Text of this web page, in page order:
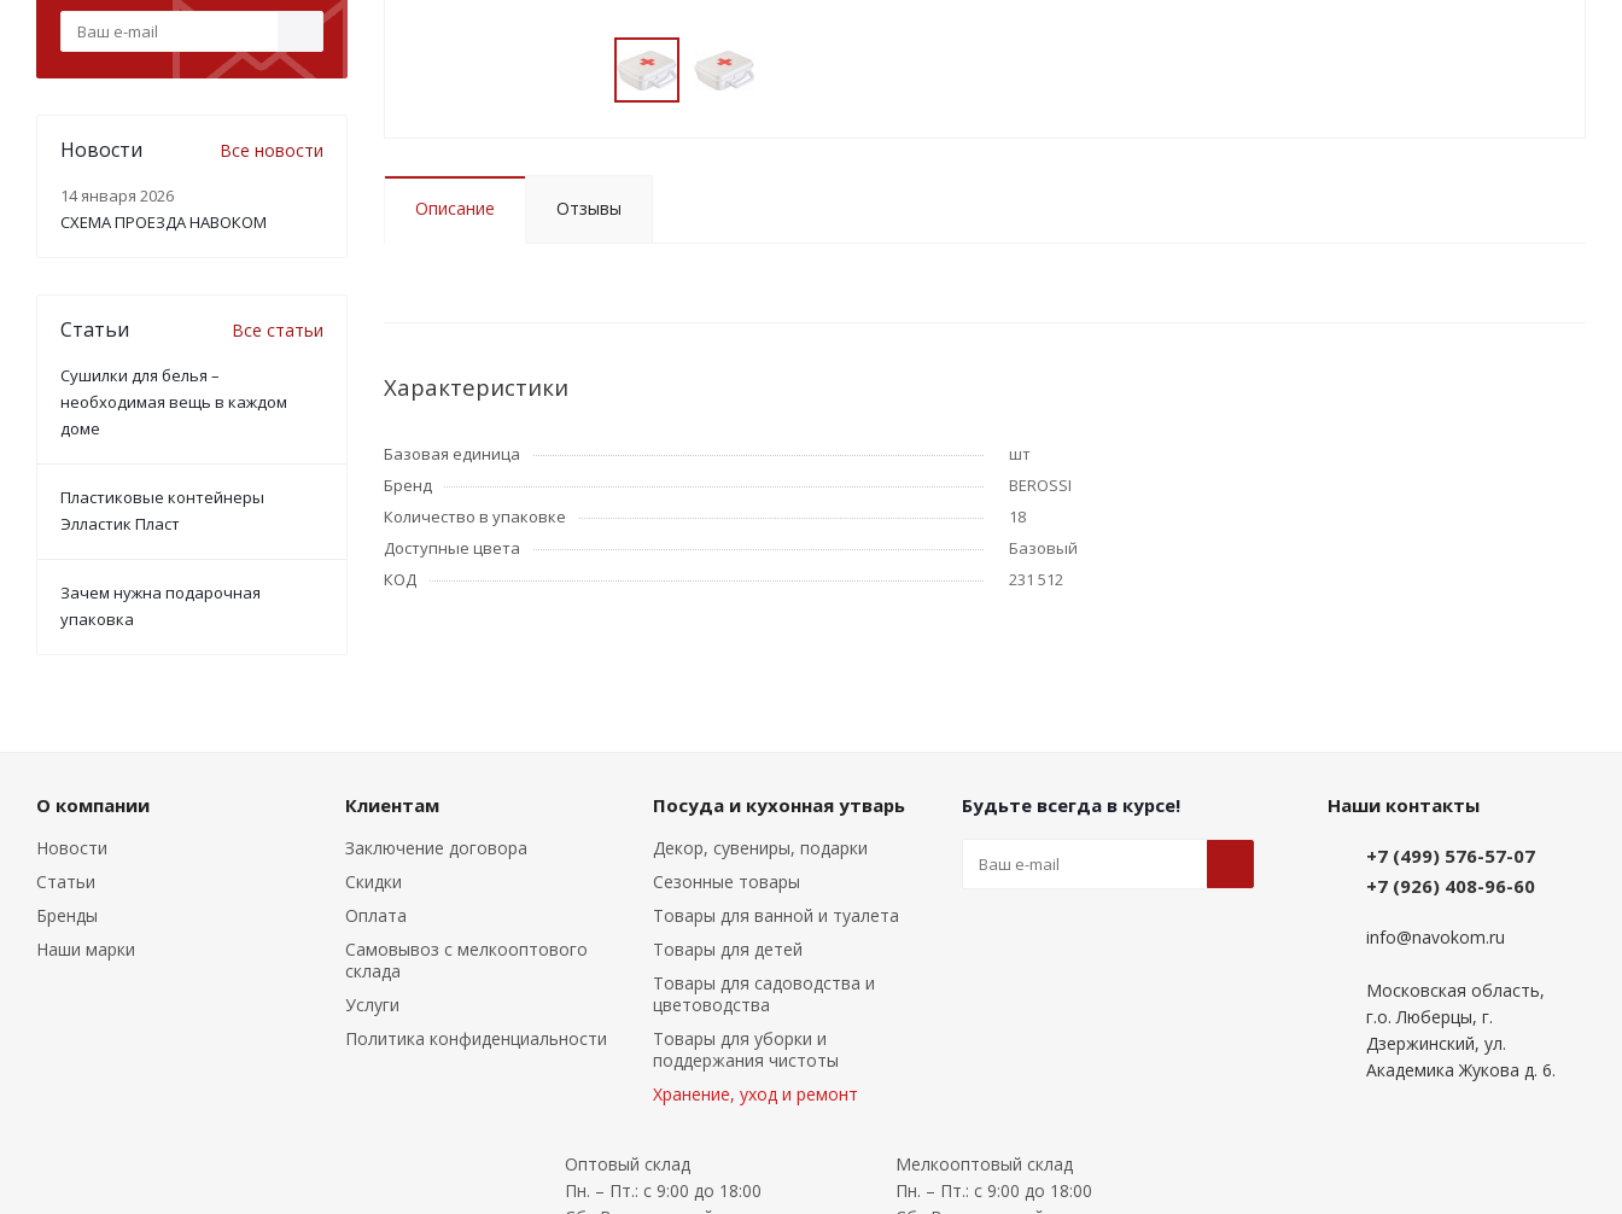
Описание Отзывы
Характеристики
Базовая единица
шт
Бренд
BEROSSI
Количество в упаковке
18
Доступные цвета
Базовый
КОД
231 512
Новости Все новости
14 января 2026
СХЕМА ПРОЕЗДА НАВОКОМ
Статьи Все статьи
Сушилки для белья –
необходимая вещь в каждом
доме
Пластиковые контейнеры
Элластик Пласт
Зачем нужна подарочная
упаковка
О компании
Новости
Статьи
Бренды
Наши марки
Клиентам
Заключение договора
Скидки
Оплата
Самовывоз с мелкооптового
склада
Услуги
Политика конфиденциальности
Посуда и кухонная утварь
Декор, сувениры, подарки
Сезонные товары
Товары для ванной и туалета
Товары для детей
Товары для садоводства и
цветоводства
Товары для уборки и
поддержания чистоты
Хранение, уход и ремонт
Будьте всегда в курсе! Наши контакты
+7 (499) 576-57-07
+7 (926) 408-96-60
info@navokom.ru
Московская область,
г.о. Люберцы, г.
Дзержинский, ул.
Академика Жукова д. 6.
Оптовый склад
Пн. – Пт.: с 9:00 до 18:00
Мелкооптовый склад
Пн. – Пт.: с 9:00 до 18:00